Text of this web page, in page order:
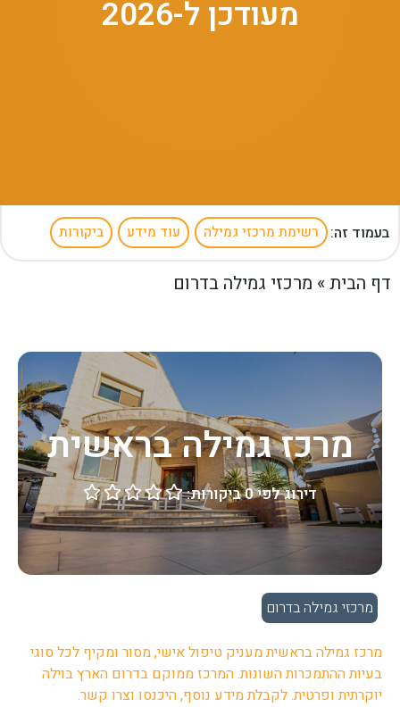
מעודכן ל-2026
בעמוד זה: רשימת מרכזי גמילה עוד מידע ביקורות
דף הבית» מרכזי גמילה בדרום
מרכז גמילה בראשית
דירוג לפי 0 ביקורות: 




מרכזי גמילה בדרום
מרכז גמילה בראשית מעניק טיפול אישי, מסור ומקיף לכל סוגי
בעיות ההתמכרות השונות. המרכז ממוקם בדרום הארץ בוילה
יוקרתית ופרטית. לקבלת מידע נוסף, היכנסו וצרו קשר.